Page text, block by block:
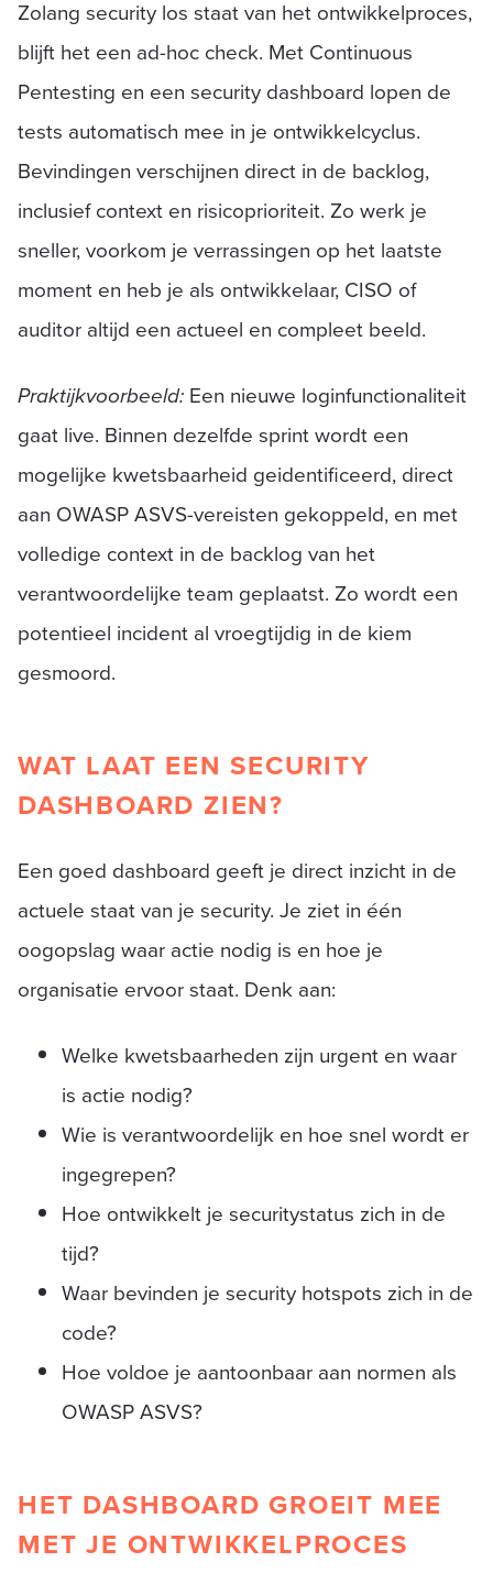
Zolang security los staat van het ontwikkelproces,
blijft het een ad-hoc check. Met Continuous
Pentesting en een security dashboard lopen de
tests automatisch mee in je ontwikkelcyclus.
Bevindingen verschijnen direct in de backlog,
inclusief context en risicoprioriteit. Zo werk je
sneller, voorkom je verrassingen op het laatste
moment en heb je als ontwikkelaar, CISO of
auditor altijd een actueel en compleet beeld.
Praktijkvoorbeeld: Een nieuwe loginfunctionaliteit
gaat live. Binnen dezelfde sprint wordt een
mogelijke kwetsbaarheid geidentificeerd, direct
aan OWASP ASVS-vereisten gekoppeld, en met
volledige context in de backlog van het
verantwoordelijke team geplaatst. Zo wordt een
potentieel incident al vroegtijdig in de kiem
gesmoord.
WAT LAAT EEN SECURITY
DASHBOARD ZIEN?
Een goed dashboard geeft je direct inzicht in de
actuele staat van je security. Je ziet in één
oogopslag waar actie nodig is en hoe je
organisatie ervoor staat. Denk aan:
Welke kwetsbaarheden zijn urgent en waar
is actie nodig?
Wie is verantwoordelijk en hoe snel wordt er
ingegrepen?
Hoe ontwikkelt je securitystatus zich in de
tijd?
Waar bevinden je security hotspots zich in de
code?
Hoe voldoe je aantoonbaar aan normen als
OWASP ASVS?
HET DASHBOARD GROEIT MEE
MET JE ONTWIKKELPROCES